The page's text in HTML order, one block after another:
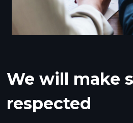
We will make
respected